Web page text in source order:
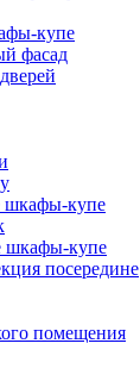
купе
фасад
шкафы-купе
шкафы-купе
посередине
помещения